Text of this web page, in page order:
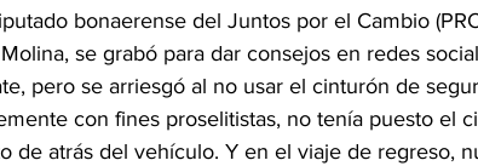
bonaerense del Juntos por el Cambio
se grabó para dar consejos en redes
pero se arriesgó al no usar el cinturón de
con fines proselitistas, no tenía puesto el
de atrás del vehículo. Y en el viaje de regreso,